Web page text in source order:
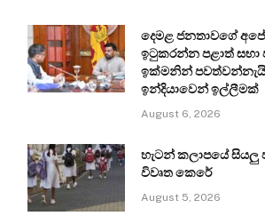
දෙමළ ජනතාවගේ
ඉටුකරන්න පළාත් සභා
ඉක්මනින් පවත්වන්නැයි
ඉන්දියාවෙන් ඉල්ලීමක්
August 6, 2026
හැටන් කලාපයේ සියලු
විවෘත කෙරේ
August 5, 2026